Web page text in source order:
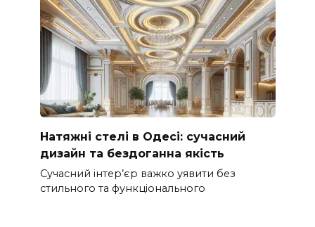
Натяжні стелі в Одесі: сучасний
дизайн та бездоганна якість
Сучасний інтер’єр важко уявити без
стильного та функціонального